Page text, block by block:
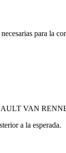
para la
VAN
a la esperada.